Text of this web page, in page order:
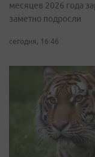
месяцев 2026 года
заметно подросли
сегодня, 16:46